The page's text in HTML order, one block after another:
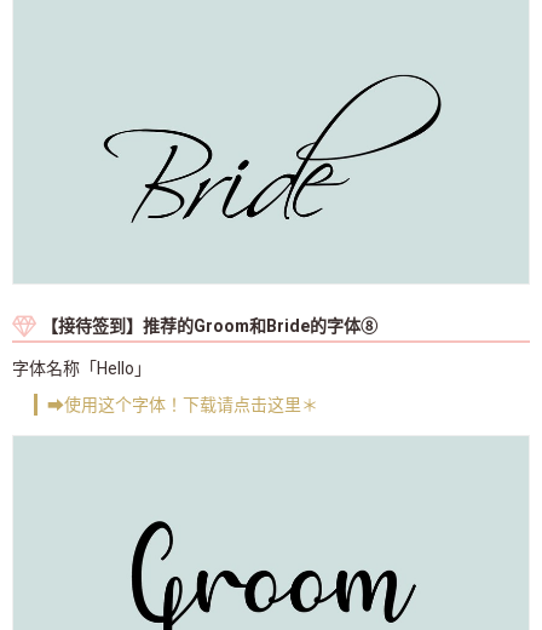
【接待签到】推荐的Groom和Bride的字体⑧
字体名称「Hello」
➡使用这个字体！下载请点击这里＊